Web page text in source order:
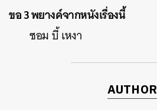
ขอ 3 พยางค์จากหนังเรื่องนี้
ซอม บี้ เหงา
AUTHOR